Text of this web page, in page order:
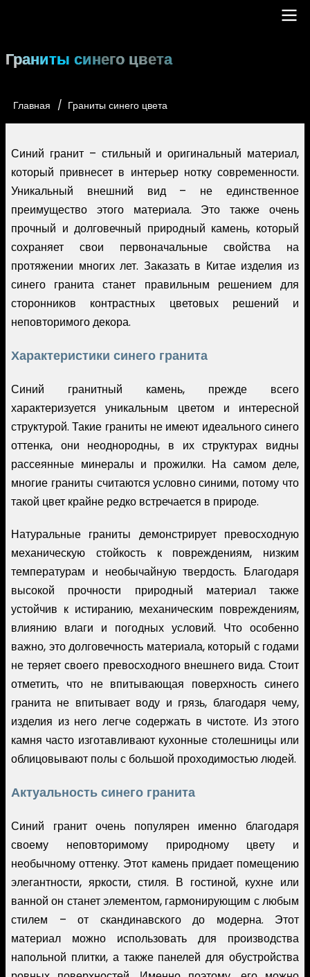
содержанию
Main
Граниты синего цвета
Строка
Главная Граниты синего цвета
Синий гранит – стильный и оригинальный материал,
который привнесет в интерьер нотку современности.
Уникальный внешний вид – не единственное
преимущество этого материала. Это также очень
прочный и долговечный природный камень, который
сохраняет свои первоначальные свойства на
протяжении многих лет. Заказать в Китае изделия из
синего гранита станет правильным решением для
сторонников контрастных цветовых решений и
неповторимого декора.
Характеристики синего гранита
Синий гранитный камень, прежде всего
характеризуется уникальным цветом и интересной
структурой. Такие граниты не имеют идеального синего
оттенка, они неоднородны, в их структурах видны
рассеянные минералы и прожилки. На самом деле,
многие граниты считаются условно синими, потому что
такой цвет крайне редко встречается в природе.
Натуральные граниты демонстрирует превосходную
механическую стойкость к повреждениям, низким
температурам и необычайную твердость. Благодаря
высокой прочности природный материал также
устойчив к истиранию, механическим повреждениям,
влиянию влаги и погодных условий. Что особенно
важно, это долговечность материала, который с годами
не теряет своего превосходного внешнего вида. Стоит
отметить, что не впитывающая поверхность синего
гранита не впитывает воду и грязь, благодаря чему,
изделия из него легче содержать в чистоте. Из этого
камня часто изготавливают кухонные столешницы или
облицовывают полы с большой проходимостью людей.
Актуальность синего гранита
Синий гранит очень популярен именно благодаря
своему неповторимому природному цвету и
необычному оттенку. Этот камень придает помещению
элегантности, яркости, стиля. В гостиной, кухне или
ванной он станет элементом, гармонирующим с любым
стилем – от скандинавского до модерна. Этот
материал можно использовать для производства
напольной плитки, а также панелей для обустройства